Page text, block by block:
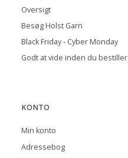
Oversigt
Besøg Holst Garn
Black Friday - Cyber Monday
Godt at vide inden du bestiller
KONTO
Min konto
Adressebog